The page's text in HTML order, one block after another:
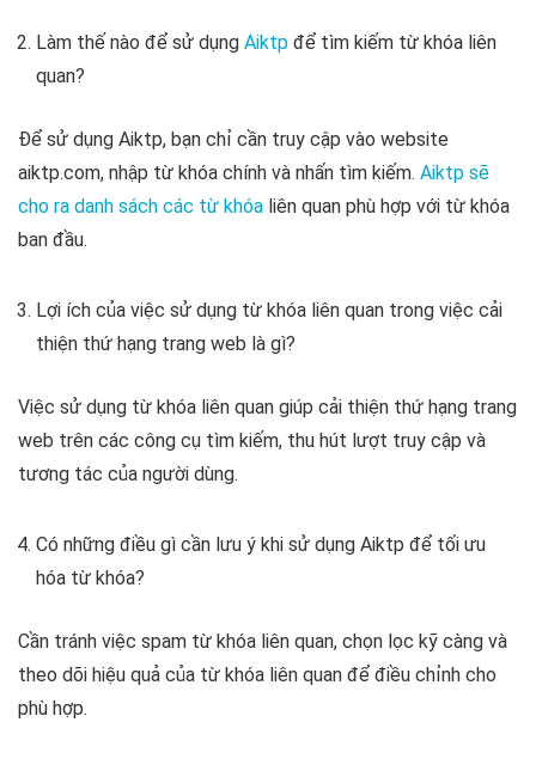
Làm thế nào để sử dụng Aiktp để tìm kiếm từ khóa liên
quan?
Để sử dụng Aiktp, bạn chỉ cần truy cập vào website
aiktp.com, nhập từ khóa chính và nhấn tìm kiếm. Aiktp sẽ
cho ra danh sách các từ khóa liên quan phù hợp với từ khóa
ban đầu.
Lợi ích của việc sử dụng từ khóa liên quan trong việc cải
thiện thứ hạng trang web là gì?
Việc sử dụng từ khóa liên quan giúp cải thiện thứ hạng trang
web trên các công cụ tìm kiếm, thu hút lượt truy cập và
tương tác của người dùng.
Có những điều gì cần lưu ý khi sử dụng Aiktp để tối ưu
hóa từ khóa?
Cần tránh việc spam từ khóa liên quan, chọn lọc kỹ càng và
theo dõi hiệu quả của từ khóa liên quan để điều chỉnh cho
phù hợp.